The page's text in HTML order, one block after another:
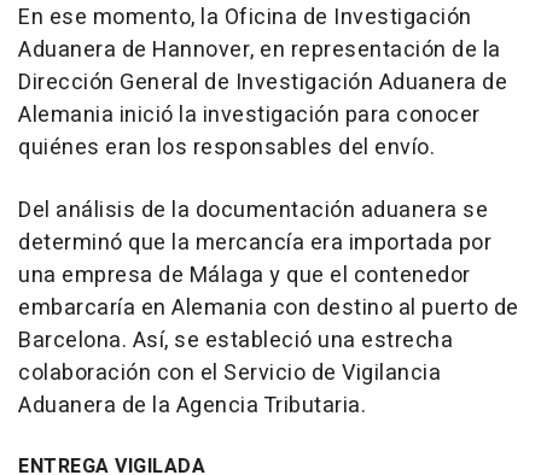
En ese momento, la Oficina de Investigación
Aduanera de Hannover, en representación de la
Dirección General de Investigación Aduanera de
Alemania inició la investigación para conocer
quiénes eran los responsables del envío.
Del análisis de la documentación aduanera se
determinó que la mercancía era importada por
una empresa de Málaga y que el contenedor
embarcaría en Alemania con destino al puerto de
Barcelona. Así, se estableció una estrecha
colaboración con el Servicio de Vigilancia
Aduanera de la Agencia Tributaria.
ENTREGA VIGILADA